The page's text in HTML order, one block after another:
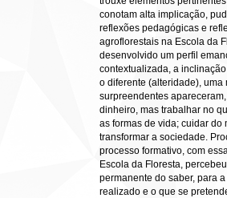
conotam alta implicação,
reflexões pedagógicas e
agroflorestais na Escola da
desenvolvido um perfil
contextualizada, a
o diferente (alteridade), uma
surpreendentes
dinheiro, mas trabalhar no
as formas de vida; cuidar
transformar a sociedade.
processo formativo, com
Escola da Floresta,
permanente do saber, para
realizado e o que se